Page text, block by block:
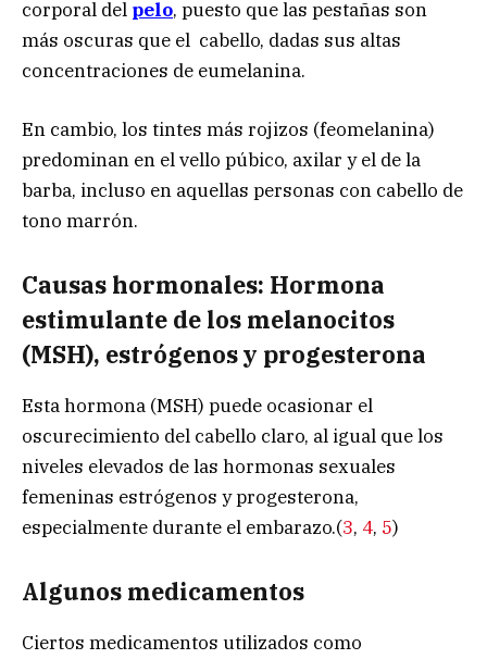
corporal del pelo, puesto que las pestañas son
más oscuras que el cabello, dadas sus altas
concentraciones de eumelanina.
En cambio, los tintes más rojizos (feomelanina)
predominan en el vello púbico, axilar y el de la
barba, incluso en aquellas personas con cabello de
tono marrón.
Causas hormonales: Hormona
estimulante de los melanocitos
(MSH), estrógenos y progesterona
Esta hormona (MSH) puede ocasionar el
oscurecimiento del cabello claro, al igual que los
niveles elevados de las hormonas sexuales
femeninas estrógenos y progesterona,
especialmente durante el embarazo.(3, 4, 5)
Algunos medicamentos
Ciertos medicamentos utilizados como